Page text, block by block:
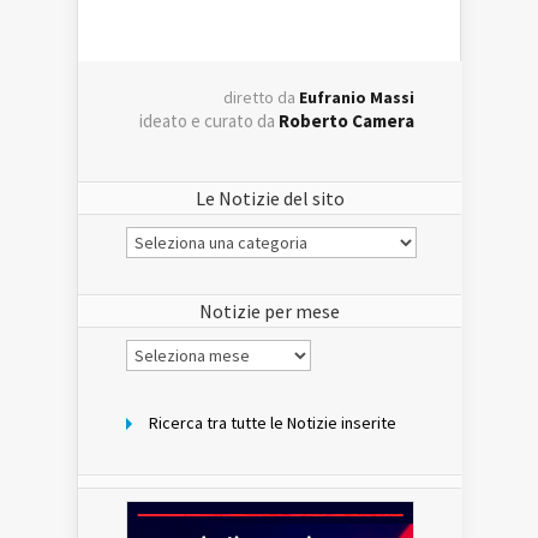
diretto da Eufranio Massi
ideato e curato da Roberto Camera
Le Notizie del sito
Le
Notizie
Notizie per mese
Notizie
per
Ricerca tra tutte le Notizie inserite